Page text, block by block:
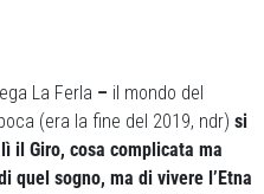
La Ferla – il mondo del
(era la fine del 2019, ndr) si
il Giro, cosa complicata ma
quel sogno, ma di vivere l’Etna